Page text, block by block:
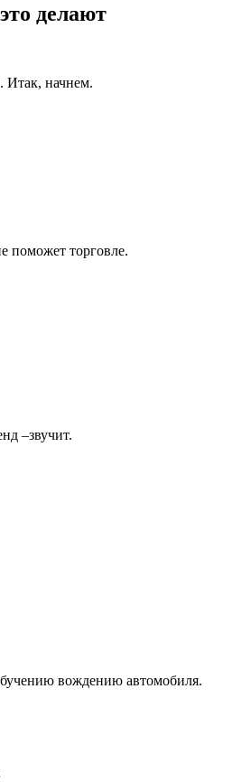
делают
Итак, начнем.
поможет торговле.
–звучит.
вождению автомобиля.